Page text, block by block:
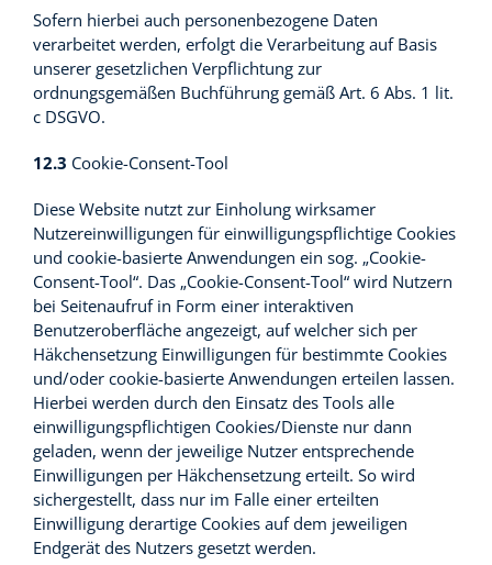
Sofern hierbei auch personenbezogene Daten
verarbeitet werden, erfolgt die Verarbeitung auf Basis
unserer gesetzlichen Verpflichtung zur
ordnungsgemäßen Buchführung gemäß Art. 6 Abs. 1 lit.
c DSGVO.
12.3 Cookie-Consent-Tool
Diese Website nutzt zur Einholung wirksamer
Nutzereinwilligungen für einwilligungspflichtige Cookies
und cookie-basierte Anwendungen ein sog. „Cookie-
Consent-Tool“. Das „Cookie-Consent-Tool“ wird Nutzern
bei Seitenaufruf in Form einer interaktiven
Benutzeroberfläche angezeigt, auf welcher sich per
Häkchensetzung Einwilligungen für bestimmte Cookies
und/oder cookie-basierte Anwendungen erteilen lassen.
Hierbei werden durch den Einsatz des Tools alle
einwilligungspflichtigen Cookies/Dienste nur dann
geladen, wenn der jeweilige Nutzer entsprechende
Einwilligungen per Häkchensetzung erteilt. So wird
sichergestellt, dass nur im Falle einer erteilten
Einwilligung derartige Cookies auf dem jeweiligen
Endgerät des Nutzers gesetzt werden.